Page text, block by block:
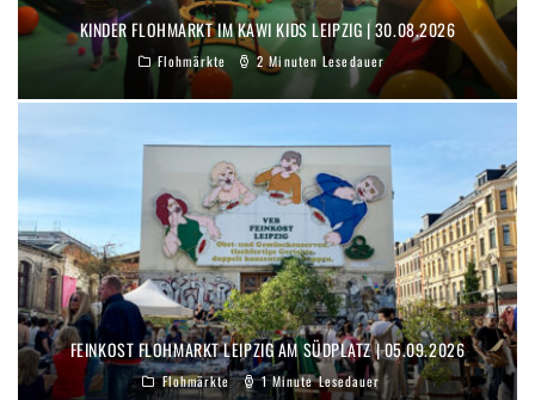
KINDER FLOHMARKT IM KAWI KIDS LEIPZIG | 30.08.2026
Flohmärkte 2 Minuten Lesedauer
FEINKOST FLOHMARKT LEIPZIG AM SÜDPLATZ | 05.09.2026
Flohmärkte 1 Minute Lesedauer